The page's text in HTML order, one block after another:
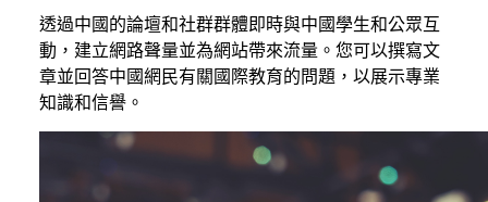
透過中國的論壇和社群群體即時與中國學生和公眾互
動，建立網路聲量並為網站帶來流量。您可以撰寫文
章並回答中國網民有關國際教育的問題，以展示專業
知識和信譽。